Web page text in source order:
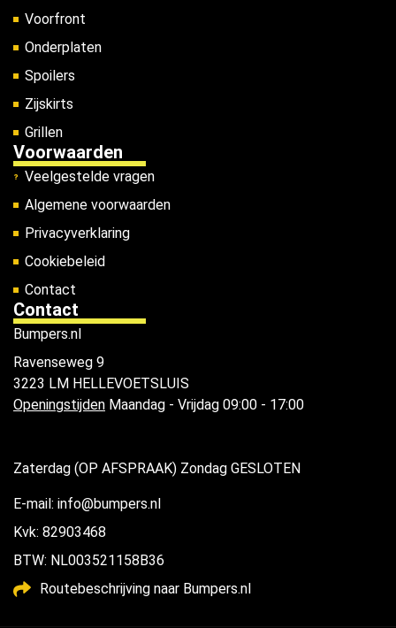
Voorfront
Onderplaten
Spoilers
Zijskirts
Grillen
Voorwaarden
Veelgestelde vragen
Algemene voorwaarden
Privacyverklaring
Cookiebeleid
Contact
Contact
Bumpers.nl
Ravenseweg 9
3223 LM HELLEVOETSLUIS
Openingstijden Maandag - Vrijdag 09:00 - 17:00
Zaterdag (OP AFSPRAAK) Zondag GESLOTEN
E-mail: info@bumpers.nl
Kvk: 82903468
BTW: NL003521158B36
Routebeschrijving naar Bumpers.nl